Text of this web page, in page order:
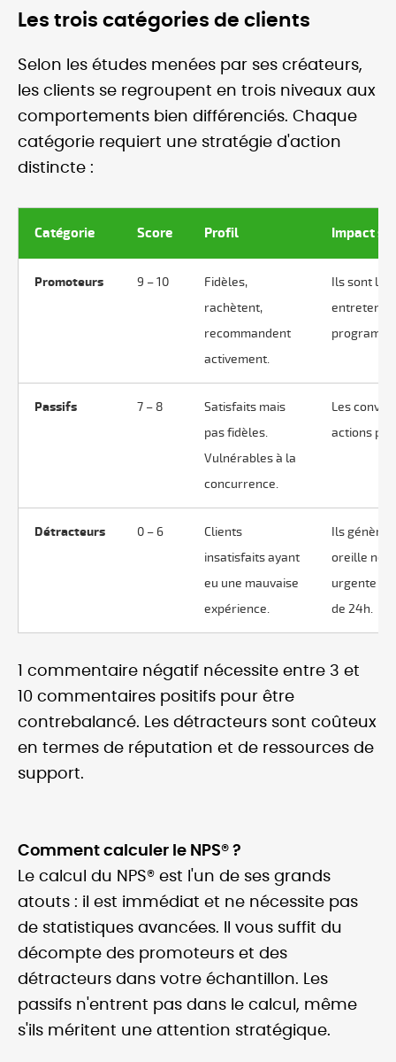
Les trois catégories de clients
Selon les études menées par ses créateurs,
les clients se regroupent en trois niveaux aux
comportements bien différenciés. Chaque
catégorie requiert une stratégie d'action
distincte :
Catégorie Score Profil Impact
Promoteurs 9 – 10
Fidèles,
rachètent,
recommandent
activement.
Ils sont le
entretenir
Passifs 7 – 8
Satisfaits mais
pas fidèles.
Vulnérables à la
concurrence.
Les
actions
Détracteurs 0 – 6
Clients
insatisfaits ayant
eu une mauvaise
expérience.
Ils
oreille
urgente et
de 24h.
1 commentaire négatif nécessite entre 3 et
10 commentaires positifs pour être
contrebalancé. Les détracteurs sont coûteux
en termes de réputation et de ressources de
support.
Comment calculer le NPS® ?
Le calcul du NPS® est l'un de ses grands
atouts : il est immédiat et ne nécessite pas
de statistiques avancées. Il vous suffit du
décompte des promoteurs et des
détracteurs dans votre échantillon. Les
passifs n'entrent pas dans le calcul, même
s'ils méritent une attention stratégique.